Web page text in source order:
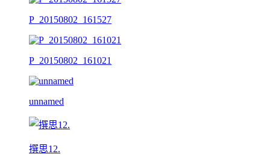
P_20150802_161527
P_20150802_161021
unnamed
撰思12.